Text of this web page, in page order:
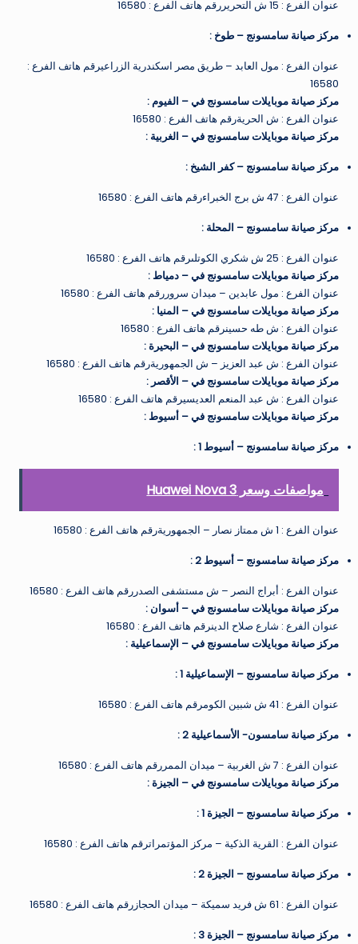
عنوان الفرع : 15 ش التحريررقم هاتف الفرع : 16580
مركز صيانة سامسونج – طوخ :
عنوان الفرع : مول العابد – طريق مصر اسكندرية الزراعيرقم هاتف الفرع :
16580
مركز صيانة موبايلات سامسونج في – الفيوم :
عنوان الفرع : ش الحريةرقم هاتف الفرع : 16580
مركز صيانة موبايلات سامسونج في – الغربية :
مركز صيانة سامسونج – كفر الشيخ :
عنوان الفرع : 47 ش برج الخبراءرقم هاتف الفرع : 16580
مركز صيانة سامسونج – المحلة :
عنوان الفرع : 25 ش شكري الكوتلىرقم هاتف الفرع : 16580
مركز صيانة موبايلات سامسونج في – دمياط :
عنوان الفرع : مول عابدين – ميدان سروررقم هاتف الفرع : 16580
مركز صيانة موبايلات سامسونج في – المنيا :
عنوان الفرع : ش طه حسينرقم هاتف الفرع : 16580
مركز صيانة موبايلات سامسونج في – البحيرة:
عنوان الفرع : ش عبد العزيز – ش الجمهوريةرقم هاتف الفرع : 16580
مركز صيانة موبايلات سامسونج في – الأقصر :
عنوان الفرع : ش عبد المنعم العديسيرقم هاتف الفرع : 16580
مركز صيانة موبايلات سامسونج في – أسيوط :
مركز صيانة سامسونج – أسيوط 1 :
مواصفات وسعر Huawei Nova 3
عنوان الفرع : 1 ش ممتاز نصار – الجمهوريةرقم هاتف الفرع : 16580
مركز صيانة سامسونج – أسيوط 2 :
عنوان الفرع : أبراج النصر – ش مستشفى الصدررقم هاتف الفرع : 16580
مركز صيانة موبايلات سامسونج في – أسوان :
عنوان الفرع : شارع صلاح الدينرقم هاتف الفرع : 16580
مركز صيانة موبايلات سامسونج في – الإسماعيلية :
مركز صيانة سامسونج – الإسماعيلية 1 :
عنوان الفرع : 41 ش شبين الكومرقم هاتف الفرع : 16580
مركز صيانة سامسون- الأسماعيلية 2 :
عنوان الفرع : 7 ش الغربية – ميدان الممررقم هاتف الفرع : 16580
مركز صيانة موبايلات سامسونج في – الجيزة:
مركز صيانة سامسونج – الجيزة 1 :
عنوان الفرع : القرية الذكية – مركز المؤتمراترقم هاتف الفرع : 16580
مركز صيانة سامسونج – الجيزة 2 :
عنوان الفرع : 61 ش فريد سميكة – ميدان الحجازرقم هاتف الفرع : 16580
مركز صيانة سامسونج – الجيزة 3 :